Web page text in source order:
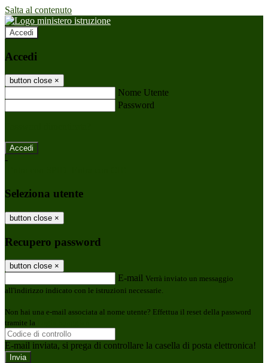
Salta al contenuto
Accedi
Accedi
button close ×
Nome Utente
Password
-
Seleziona utente
button close ×
Recupero password
button close ×
E-mail Verrà inviato un messaggio
all'indirizzo indicato con le istruzioni necessarie.
Non hai una e-mail associata al nome utente? Effettua il reset della password
tramite la
E-mail inviata, si prega di controllare la casella di posta elettronica!